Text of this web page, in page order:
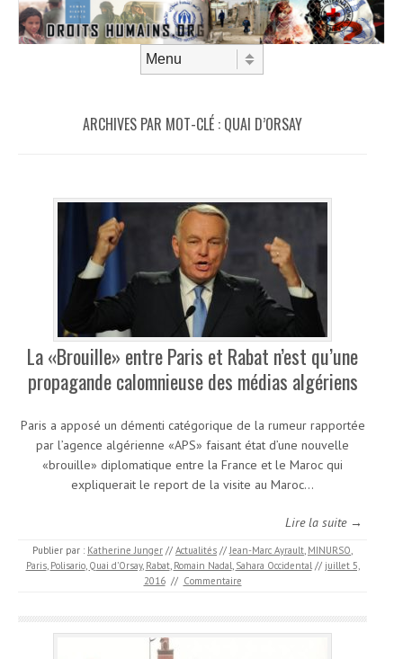
ARCHIVES PAR MOT-CLÉ : QUAI D’ORSAY
La «Brouille» entre Paris et Rabat n’est qu’une
propagande calomnieuse des médias algériens
Paris a apposé un démenti catégorique de la rumeur rapportée
par l’agence algérienne «APS» faisant état d’une nouvelle
«brouille» diplomatique entre la France et le Maroc qui
expliquerait le report de la visite au Maroc…
Lire la suite →
Publier par : Katherine Junger // Actualités // Jean-Marc Ayrault, MINURSO,
Paris, Polisario, Quai d’Orsay, Rabat, Romain Nadal, Sahara Occidental // juillet 5,
2016 // Commentaire